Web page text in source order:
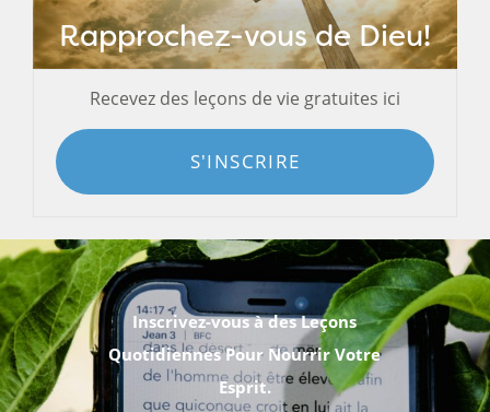
Rapprochez-vous de Dieu!
Recevez des leçons de vie gratuites ici
S'INSCRIRE
Inscrivez-vous à des Leçons
Quotidiennes Pour Nourrir Votre
Esprit.